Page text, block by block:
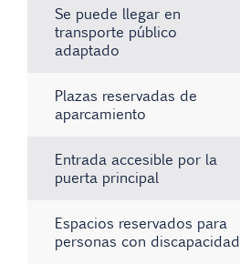
Se puede llegar en
transporte público
adaptado
Plazas reservadas de
aparcamiento
Entrada accesible por la
puerta principal
Espacios reservados para
personas con discapacidad